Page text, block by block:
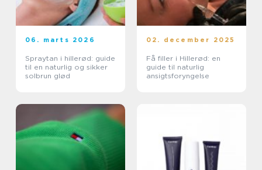
06. marts 2026
Spraytan i hillerød: guide
til en naturlig og sikker
solbrun glød
02. december 2025
Få filler i Hillerød: en
guide til naturlig
ansigtsforyngelse